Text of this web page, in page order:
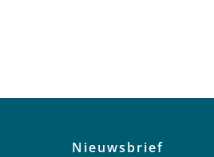
Nieuwsbrief